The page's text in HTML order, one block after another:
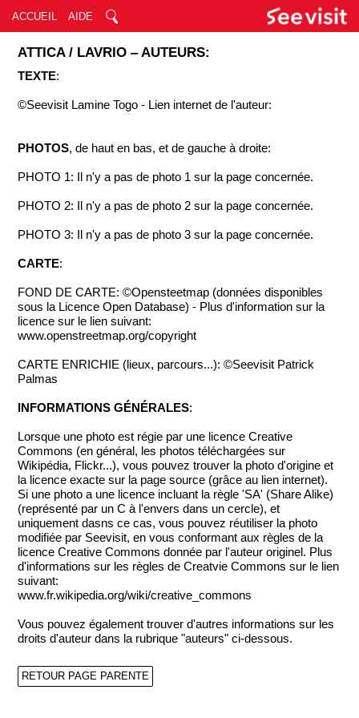
ACCUEIL AIDE
ATTICA / LAVRIO ‒ AUTEURS:
TEXTE:
©Seevisit Lamine Togo - Lien internet de l'auteur:
PHOTOS, de haut en bas, et de gauche à droite:
PHOTO 1: Il n'y a pas de photo 1 sur la page concernée.
PHOTO 2: Il n'y a pas de photo 2 sur la page concernée.
PHOTO 3: Il n'y a pas de photo 3 sur la page concernée.
CARTE:
FOND DE CARTE: ©Opensteetmap (données disponibles
sous la Licence Open Database) - Plus d'information sur la
licence sur le lien suivant:
www.openstreetmap.org/copyright
CARTE ENRICHIE (lieux, parcours...): ©Seevisit Patrick
Palmas
INFORMATIONS GÉNÉRALES:
Lorsque une photo est régie par une licence Creative
Commons (en général, les photos téléchargées sur
Wikipédia, Flickr...), vous pouvez trouver la photo d'origine et
la licence exacte sur la page source (grâce au lien internet).
Si une photo a une licence incluant la règle 'SA' (Share Alike)
(représenté par un C à l'envers dans un cercle), et
uniquement dasns ce cas, vous pouvez réutiliser la photo
modifiée par Seevisit, en vous conformant aux règles de la
licence Creative Commons donnée par l'auteur originel. Plus
d'informations sur les règles de Creatvie Commons sur le lien
suivant:
www.fr.wikipedia.org/wiki/creative_commons
Vous pouvez également trouver d'autres informations sur les
droits d'auteur dans la rubrique "auteurs" ci-dessous.
RETOUR PAGE PARENTE